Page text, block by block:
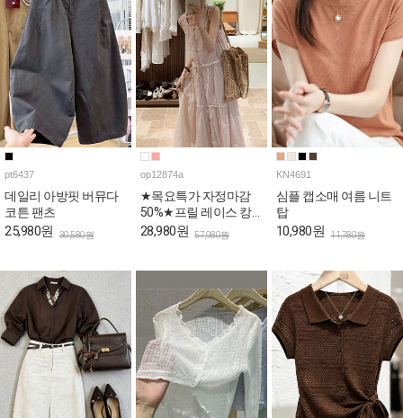
pt6437
데일리 아방핏 버뮤다
코튼 팬츠
25,980원 30,580원
op12874a
★목요특가 자정마감
50%★프릴 레이스 캉
캉 로맨틱 민소매 원피
28,980원 57,980원
KN4691
심플 캡소매 여름 니트
탑
10,980원 11,780원